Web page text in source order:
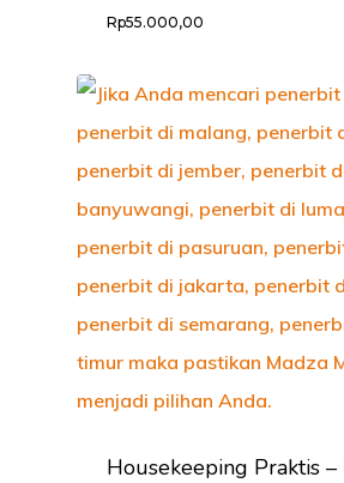
Rp55.000,00
Housekeeping Praktis –